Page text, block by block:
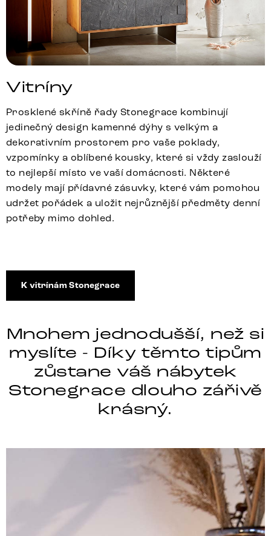
Vitríny
Prosklené skříně řady Stonegrace kombinují
jedinečný design kamenné dýhy s velkým a
dekorativním prostorem pro vaše poklady,
vzpomínky a oblíbené kousky, které si vždy zaslouží
to nejlepší místo ve vaší domácnosti. Některé
modely mají přídavné zásuvky, které vám pomohou
udržet pořádek a uložit nejrůznější předměty denní
potřeby mimo dohled.
K vitrínám Stonegrace
Mnohem jednodušší, než si
myslíte - Díky těmto tipům
zůstane váš nábytek
Stonegrace dlouho zářivě
krásný.